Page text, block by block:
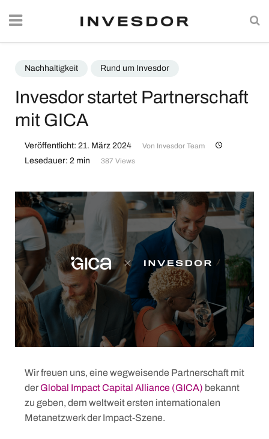
Nachhaltigkeit Rund um Invesdor
Invesdor startet Partnerschaft
mit GICA
Veröffentlicht: 21. März 2024 Von Invesdor Team
Lesedauer: 2 min 387 Views
Wir freuen uns, eine wegweisende Partnerschaft mit
der Global Impact Capital Alliance (GICA) bekannt
zu geben, dem weltweit ersten internationalen
Metanetzwerk der Impact-Szene.